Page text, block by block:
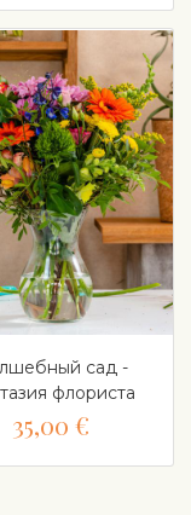
сад -
флориста
35,00 €